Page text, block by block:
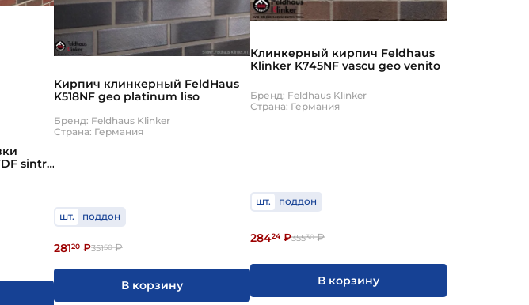
выдержать материал. У клинкерного кирпича, который
М250.
замораживания и оттаивания, которое может выдержать
У лицевого клинкерного кирпича показатель морозоустойчивости
требованиями проекта и личными предпочтениями
sintra
Кирпич клинкерный FeldHaus
K518NF geo platinum liso
Бренд: Feldhaus Klinker
Страна: Германия
шт. поддон
28120 ₽35150₽
В корзину
Клинкерный кирпич Feldhaus
Klinker K745NF vascu geo venito
Бренд: Feldhaus Klinker
Страна: Германия
шт. поддон
28424 ₽35530₽
В корзину